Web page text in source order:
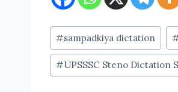
Post
Tags:
#sampadkiya dictation
#UPSSSC Steno Dictation